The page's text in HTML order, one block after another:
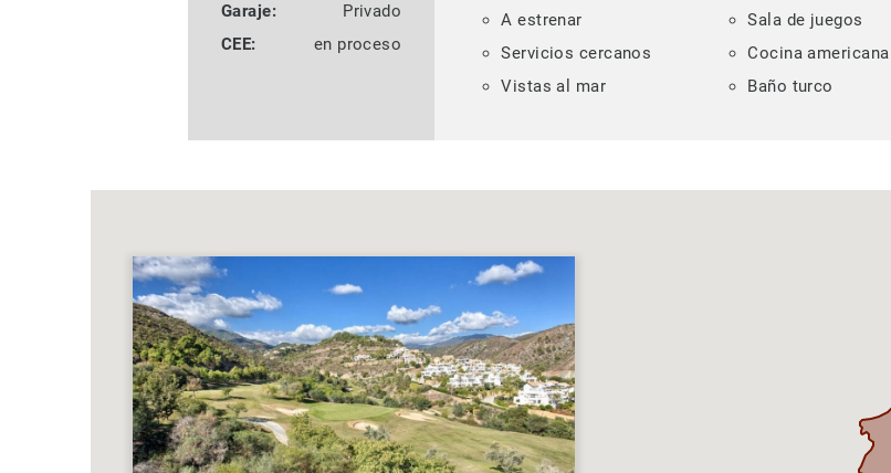
Garaje:
Privado
CEE:
en proceso
A estrenar
Servicios cercanos
Vistas al mar
Sala de juegos
Cocina americana
Baño turco